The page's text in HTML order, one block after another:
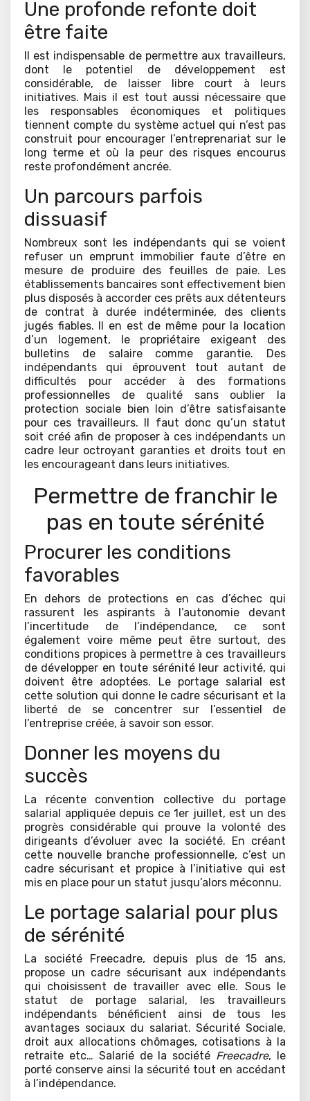
Une profonde refonte doit
être faite
Il est indispensable de permettre aux travailleurs,
dont le potentiel de développement est
considérable, de laisser libre court à leurs
initiatives. Mais il est tout aussi nécessaire que
les responsables économiques et politiques
tiennent compte du système actuel qui n’est pas
construit pour encourager l’entreprenariat sur le
long terme et où la peur des risques encourus
reste profondément ancrée.
Un parcours parfois
dissuasif
Nombreux sont les indépendants qui se voient
refuser un emprunt immobilier faute d’être en
mesure de produire des feuilles de paie. Les
établissements bancaires sont effectivement bien
plus disposés à accorder ces prêts aux détenteurs
de contrat à durée indéterminée, des clients
jugés fiables. Il en est de même pour la location
d’un logement, le propriétaire exigeant des
bulletins de salaire comme garantie. Des
indépendants qui éprouvent tout autant de
difficultés pour accéder à des formations
professionnelles de qualité sans oublier la
protection sociale bien loin d’être satisfaisante
pour ces travailleurs. Il faut donc qu’un statut
soit créé afin de proposer à ces indépendants un
cadre leur octroyant garanties et droits tout en
les encourageant dans leurs initiatives.
Permettre de franchir le
pas en toute sérénité
Procurer les conditions
favorables
En dehors de protections en cas d’échec qui
rassurent les aspirants à l’autonomie devant
l’incertitude de l’indépendance, ce sont
également voire même peut être surtout, des
conditions propices à permettre à ces travailleurs
de développer en toute sérénité leur activité, qui
doivent être adoptées. Le portage salarial est
cette solution qui donne le cadre sécurisant et la
liberté de se concentrer sur l’essentiel de
l’entreprise créée, à savoir son essor.
Donner les moyens du
succès
La récente convention collective du portage
salarial appliquée depuis ce 1er juillet, est un des
progrès considérable qui prouve la volonté des
dirigeants d’évoluer avec la société. En créant
cette nouvelle branche professionnelle, c’est un
cadre sécurisant et propice à l’initiative qui est
mis en place pour un statut jusqu’alors méconnu.
Le portage salarial pour plus
de sérénité
La société Freecadre, depuis plus de 15 ans,
propose un cadre sécurisant aux indépendants
qui choisissent de travailler avec elle. Sous le
statut de portage salarial, les travailleurs
indépendants bénéficient ainsi de tous les
avantages sociaux du salariat. Sécurité Sociale,
droit aux allocations chômages, cotisations à la
retraite etc… Salarié de la société Freecadre, le
porté conserve ainsi la sécurité tout en accédant
à l’indépendance.